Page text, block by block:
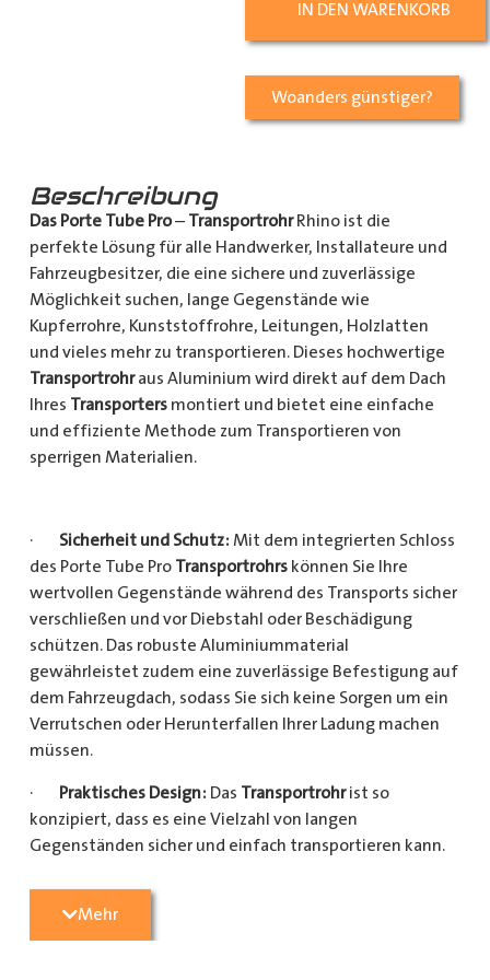
IN DEN WARENKORB
Woanders günstiger?
Beschreibung
Das Porte Tube Pro– TransportrohrRhino ist die
perfekte Lösung für alle Handwerker, Installateure und
Fahrzeugbesitzer, die eine sichere und zuverlässige
Möglichkeit suchen, lange Gegenstände wie
Kupferrohre, Kunststoffrohre, Leitungen, Holzlatten
und vieles mehr zu transportieren. Dieses hochwertige
Transportrohraus Aluminium wird direkt auf dem Dach
Ihres Transportersmontiert und bietet eine einfache
und effiziente Methode zum Transportieren von
sperrigen Materialien.
· Sicherheit und Schutz: Mit dem integrierten Schloss
des Porte Tube Pro Transportrohrskönnen Sie Ihre
wertvollen Gegenstände während des Transports sicher
verschließen und vor Diebstahl oder Beschädigung
schützen. Das robuste Aluminiummaterial
gewährleistet zudem eine zuverlässige Befestigung auf
dem Fahrzeugdach, sodass Sie sich keine Sorgen um ein
Verrutschen oder Herunterfallen Ihrer Ladung machen
müssen.
· Praktisches Design: Das Transportrohrist so
konzipiert, dass es eine Vielzahl von langen
Gegenständen sicher und einfach transportieren kann.
Kunststoffrohre für den Sanitärbereich oder Holzlatten
für den Bau benötigen, dieses
Mehr